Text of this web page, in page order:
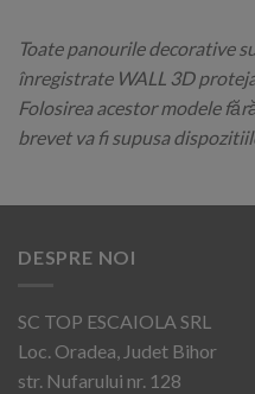
Toate panourile decorative
înregistrate WALL 3D
Folosirea acestor modele
brevet va fi supusa
DESPRE NOI
SC TOP ESCAIOLA SRL
Loc. Oradea, Judet Bihor
str. Nufarului nr. 128